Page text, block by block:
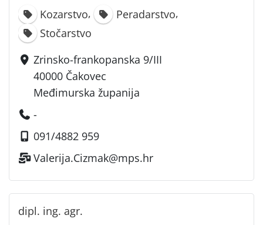
Kozarstvo, Peradarstvo,
Stočarstvo
Zrinsko-frankopanska 9/III
40000 Čakovec
Međimurska županija
-
091/4882 959
Valerija.Cizmak@mps.hr
dipl. ing. agr.